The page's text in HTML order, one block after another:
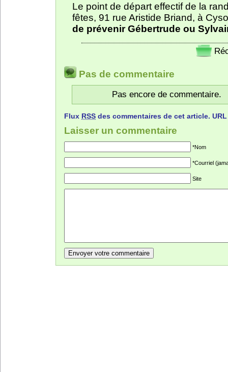
Le point de départ effectif de la
fêtes, 91 rue Aristide Briand, à
de prévenirGébertrude ou
Pas de commentaire
Pas encore de commentaire.
Flux RSS des commentaires de cet article.
Laisser un commentaire
*Nom
*Courriel
Site